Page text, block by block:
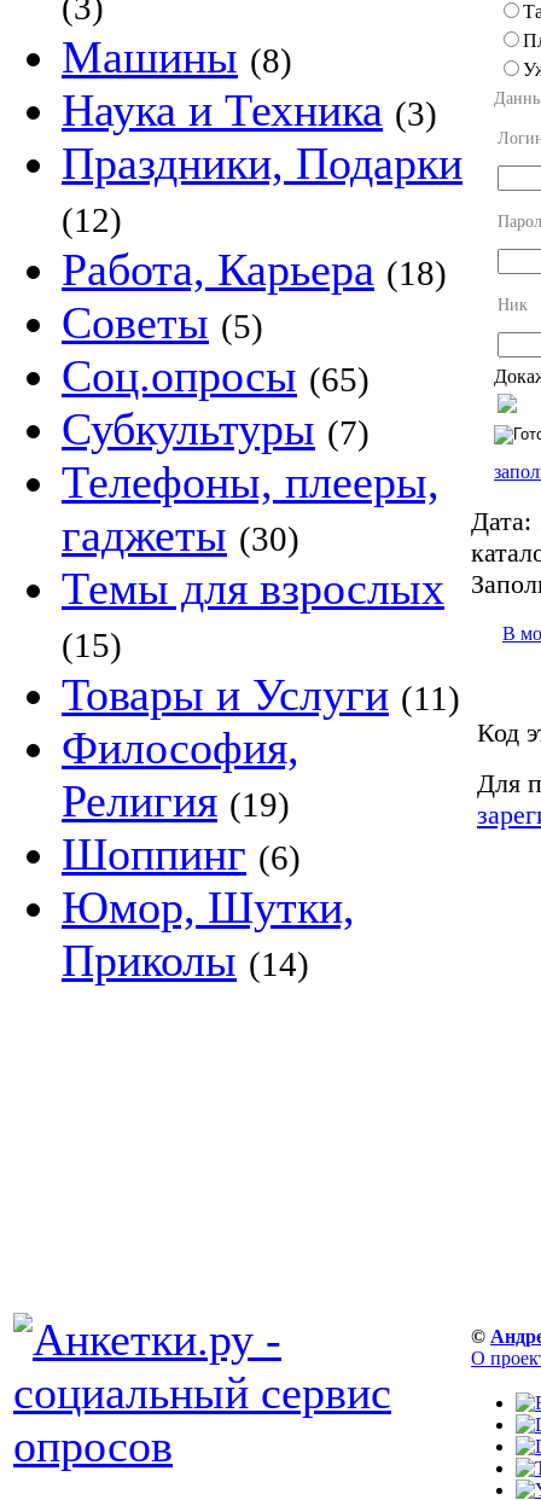
Машины (8)
Наука и Техника (3)
Праздники, Подарки
(12)
Работа, Карьера (18)
Советы (5)
Соц.опросы (65)
Субкультуры (7)
Телефоны, плееры,
гаджеты (30)
Темы для взрослых
(15)
Товары и Услуги (11)
Философия,
Религия (19)
Шоппинг (6)
Юмор, Шутки,
Приколы (14)
Ник
Дата:
В
Код
Для
©
О